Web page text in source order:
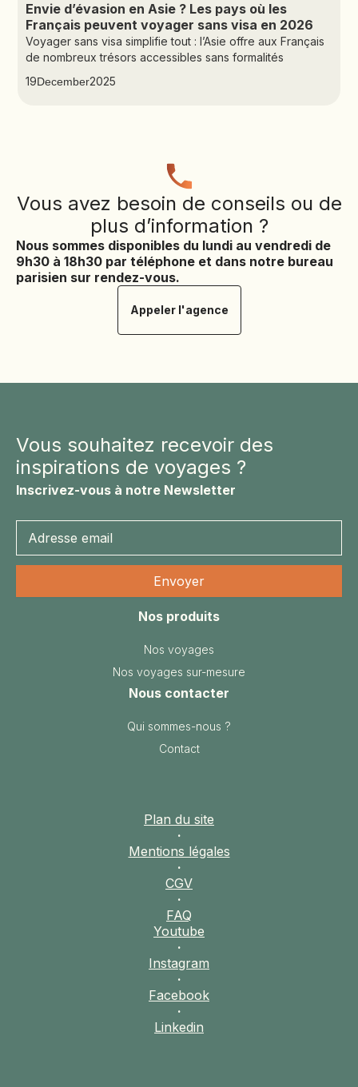
Envie d’évasion en Asie ? Les pays où les
Français peuvent voyager sans visa en 2026
Voyager sans visa simplifie tout : l’Asie offre aux Français
de nombreux trésors accessibles sans formalités
19December2025
Vous avez besoin de conseils ou de
plus d’information ?
Nous sommes disponibles du lundi au vendredi de
9h30 à 18h30 par téléphone et dans notre bureau
parisien sur rendez-vous.
Appeler l'agence
Vous souhaitez recevoir des
inspirations de voyages ?
Inscrivez-vous à notre Newsletter
Nos produits
Nos voyages
Nos voyages sur-mesure
Nous contacter
Qui sommes-nous ?
Contact
Plan du site
·
Mentions légales
·
CGV
·
FAQ
Youtube
·
Instagram
·
Facebook
·
Linkedin